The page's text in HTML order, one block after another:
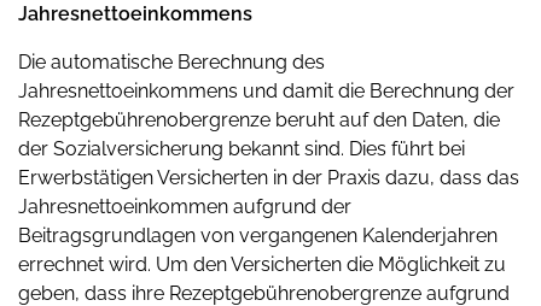
Jahresnettoeinkommens
Die automatische Berechnung des
Jahresnettoeinkommens und damit die Berechnung der
Rezeptgebührenobergrenze beruht auf den Daten, die
der Sozialversicherung bekannt sind. Dies führt bei
Erwerbstätigen Versicherten in der Praxis dazu, dass das
Jahresnettoeinkommen aufgrund der
Beitragsgrundlagen von vergangenen Kalenderjahren
errechnet wird. Um den Versicherten die Möglichkeit zu
geben, dass ihre Rezeptgebührenobergrenze aufgrund